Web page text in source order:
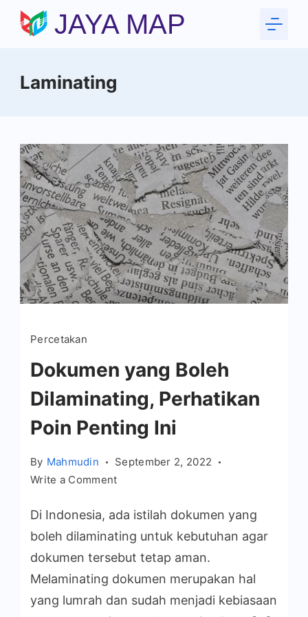
Skip
JAYA MAP
Laminating
Percetakan
Dokumen yang Boleh
Dilaminating, Perhatikan
Poin Penting Ini
By Mahmudin
September 2, 2022
Write a Commenton
yang
Boleh
Dilaminating,
Perhatikan
Poin
Penting
Di Indonesia, ada istilah dokumen yang
boleh dilaminating untuk kebutuhan agar
dokumen tersebut tetap aman.
Melaminating dokumen merupakan hal
yang lumrah dan sudah menjadi kebiasaan